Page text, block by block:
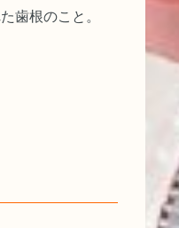
歯根のこと。